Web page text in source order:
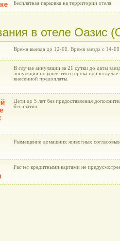
Бесплатная парковка на территории отеля.
в отеле Оазис
Время выезда до 12-00. Время заезда с 14-
В случае аннуляции за 21 сутки до даты
аннуляции позднее этого срока или в случае
внесенной предоплаты.
Дети до 5 лет без предоставления
бесплатно.
Размещение домашних животных
Расчет кредитными картами не